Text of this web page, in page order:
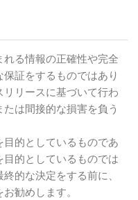
る情報の正確性や完全
証をするものではあり
リースに基づいて行わ
は間接的な損害を負う
的としているものであ
的としているものでは
的な決定をする前に、
勧めします。